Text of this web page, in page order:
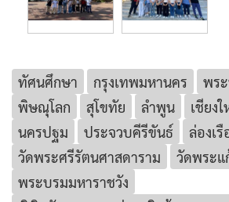
ทัศนศึกษา กรุงเทพมหานคร
พร
พิษณุโลก
สุโขทัย ลำพูน เชียง
นครปฐม
ประจวบคีรีขันธ์
ล่องเ
วัดพระศรีรัตนศาสดาราม
วัดพระแ
พระบรมมหาราชวัง